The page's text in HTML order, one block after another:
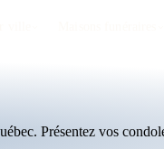
Présentez vos